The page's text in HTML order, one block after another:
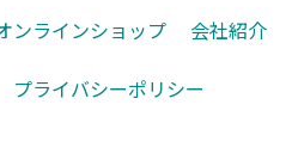
ンラインショップ 会社紹介
プライバシーポリシー